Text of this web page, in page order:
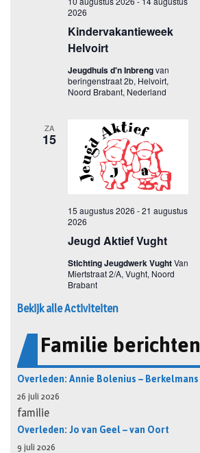
Bekijk alle Activiteiten
Familie berichten
Overleden: Annie Bolenius – Berkelmans
26 juli 2026
familie
Overleden: Jo van Geel – van Oort
9 juli 2026